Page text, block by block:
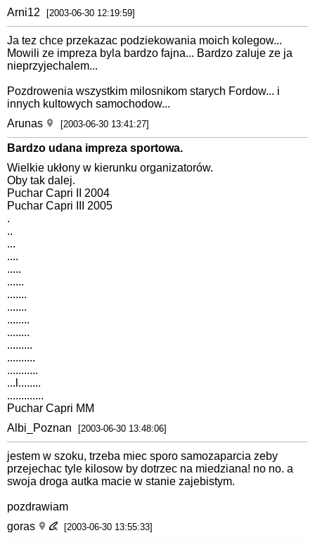
Arni12
[2003-06-30 12:19:59]
Ja tez chce przekazac podziekowania moich kolegow...
Mowili ze impreza byla bardzo fajna... Bardzo zaluje ze ja
nieprzyjechalem...
Pozdrowenia wszystkim milosnikom starych Fordow... i
innych kultowych samochodow...
Arunas
[2003-06-30 13:41:27]
Bardzo udana impreza sportowa.
Wielkie ukłony w kierunku organizatorów.
Oby tak dalej.
Puchar Capri II 2004
Puchar Capri III 2005
.
..
...
....
.....
......
.......
.......
........
........
.........
..........
...........
...l........
.............
Puchar Capri MM
Albi_Poznan
[2003-06-30 13:48:06]
jestem w szoku, trzeba miec sporo samozaparcia zeby
przejechac tyle kilosow by dotrzec na miedziana! no no. a
swoja droga autka macie w stanie zajebistym.
pozdrawiam
goras
[2003-06-30 13:55:33]